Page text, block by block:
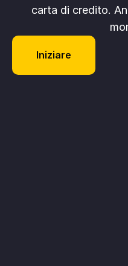
carta di credito.
Iniziare